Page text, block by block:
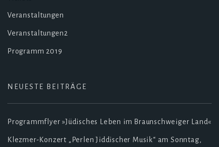
Veranstaltungen
Veranstaltungen2
Programm 2019
NEUESTE BEITRÄGE
Programmflyer »Jüdisches Leben im Braunschweiger Land«
Klezmer-Konzert „Perlen Jiddischer Musik“ am Sonntag,